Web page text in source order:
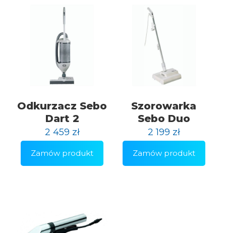
Odkurzacz Sebo
Dart 2
2 459 zł
Zamów produkt
Szorowarka
Sebo Duo
2 199 zł
Zamów produkt